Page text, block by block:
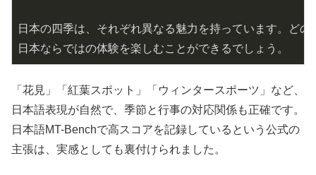
日本の四季は、それぞれ異なる魅力を持っています。どの
「花見」「紅葉スポット」「ウィンタースポーツ」など、
日本語表現が自然で、季節と行事の対応関係も正確です。
日本語MT-Benchで高スコアを記録しているという公式の
主張は、実感としても裏付けられました。